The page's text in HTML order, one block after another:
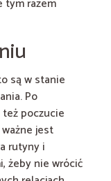
tym razem
są w stanie
Po
poczucie
jest
rutyny i
żeby nie wrócić